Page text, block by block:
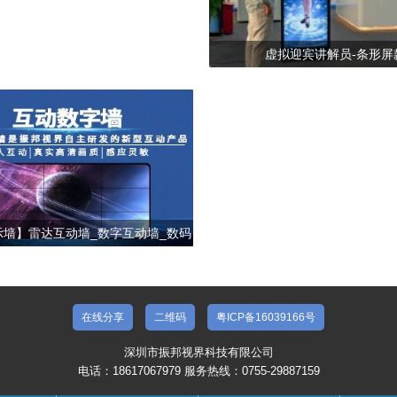
虚拟迎宾讲解员-条形屏
墙】雷达互动墙_数字互动墙_数码
在线分享 二维码 粤ICP备16039166号
深圳市振邦视界科技有限公司
电话：18617067979 服务热线：0755-29887159